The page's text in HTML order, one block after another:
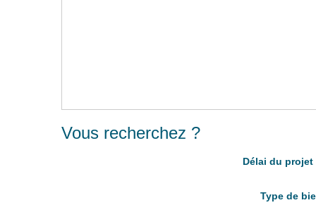
Vous recherchez ?
Délai du projet
Type de